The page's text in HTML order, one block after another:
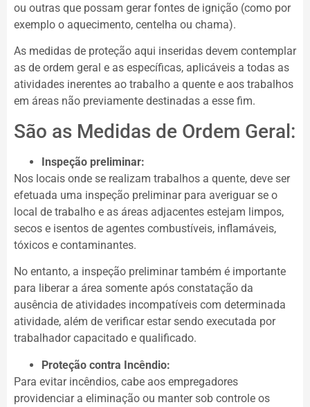
ou outras que possam gerar fontes de ignição (como por
exemplo o aquecimento, centelha ou chama).
As medidas de proteção aqui inseridas devem contemplar
as de ordem geral e as específicas, aplicáveis a todas as
atividades inerentes ao trabalho a quente e aos trabalhos
em áreas não previamente destinadas a esse fim.
São as Medidas de Ordem Geral:
Inspeção preliminar:
Nos locais onde se realizam trabalhos a quente, deve ser
efetuada uma inspeção preliminar para averiguar se o
local de trabalho e as áreas adjacentes estejam limpos,
secos e isentos de agentes combustíveis, inflamáveis,
tóxicos e contaminantes.
No entanto, a inspeção preliminar também é importante
para liberar a área somente após constatação da
ausência de atividades incompatíveis com determinada
atividade, além de verificar estar sendo executada por
trabalhador capacitado e qualificado.
Proteção contra Incêndio:
Para evitar incêndios, cabe aos empregadores
providenciar a eliminação ou manter sob controle os